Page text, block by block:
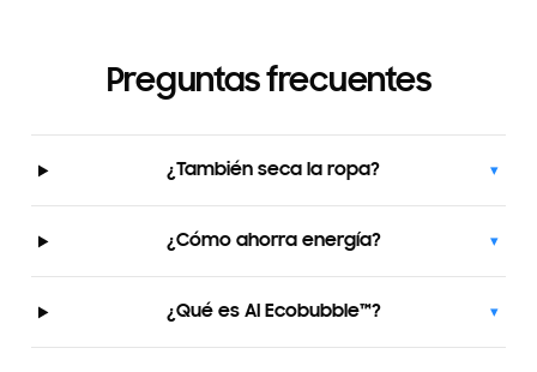
Preguntas frecuentes
¿También seca la ropa? ▾
¿Cómo ahorra energía? ▾
¿Qué es AI Ecobubble™? ▾